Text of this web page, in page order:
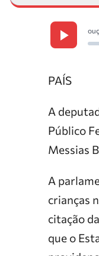
PAÍS
A
Público
Messias
A
crianças
citação
que o